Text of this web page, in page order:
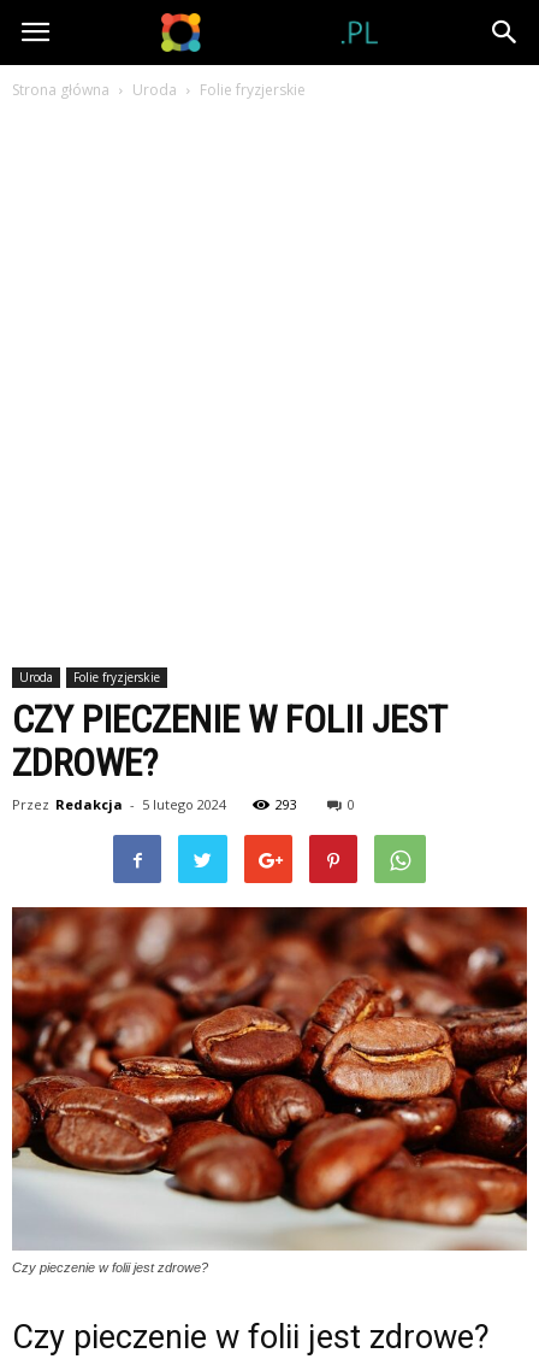
Tubator.pl
Strona główna Uroda Folie fryzjerskie
Uroda Folie fryzjerskie
CZY PIECZENIE W FOLII JEST
ZDROWE?
Przez Redakcja - 5 lutego 2024 293 0
Czy pieczenie w folii jest zdrowe?
Czy pieczenie w folii jest zdrowe?